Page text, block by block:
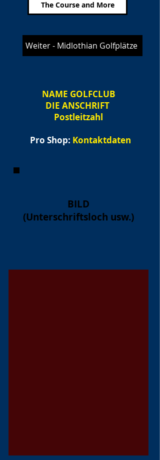
The Course and More
Weiter - Midlothian Golfplätze
NAME GOLFCLUB
DIE ANSCHRIFT
Postleitzahl
Pro Shop: Kontaktdaten
BILD
(Unterschriftsloch usw.)